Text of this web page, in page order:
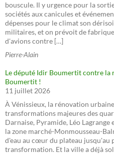
bouscule. Il y urgence pour la
sociétés aux canicules et
dépenses pour le climat son
militaires, et on prévoit de
d'avions contre […]
Pierre-Alain
Le député Idir Boumertit contre
Boumertit !
11 juillet 2026
À Vénissieux, la rénovation
transformations majeures des
Darnaise, Pyramide, Léo
la zone marché-Monmousseau-
d'eau au cœur du plateau jusqu'au
transformation. Et la ville a déjà